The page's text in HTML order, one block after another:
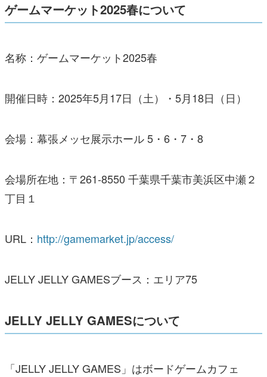
ゲームマーケット2025春について
名称：ゲームマーケット2025春
開催日時：2025年5月17日（土）・5月18日（日）
会場：幕張メッセ展示ホール 5・6・7・8
会場所在地：〒261-8550 千葉県千葉市美浜区中瀬２
丁目１
URL： http://gamemarket.jp/access/
JELLY JELLY GAMESブース：エリア75
JELLY JELLY GAMESについて
「JELLY JELLY GAMES」はボードゲームカフェ